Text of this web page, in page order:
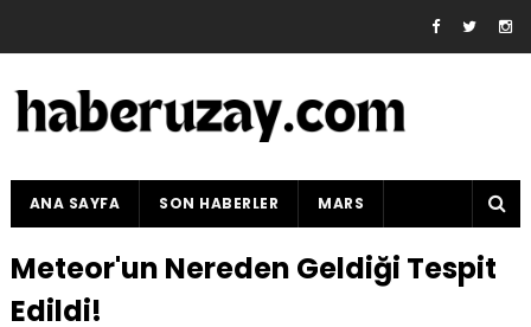
ANA SAYFA SON HABERLER MARS
Meteor'un Nereden Geldiği Tespit
Edildi!